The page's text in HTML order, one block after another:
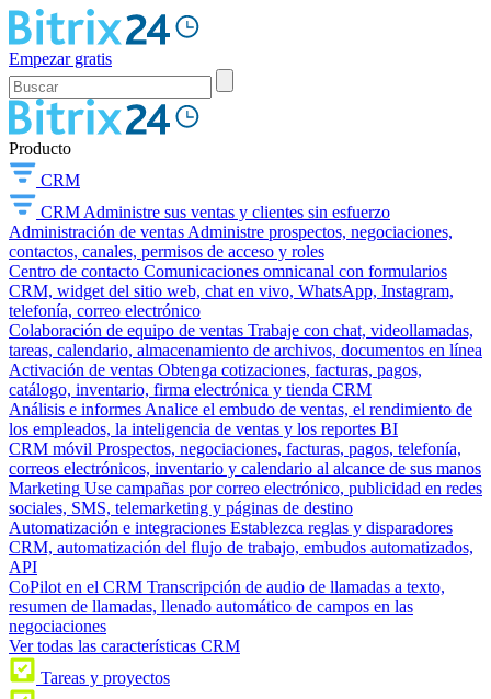
Empezar gratis
Producto
CRM
CRM Administre sus ventas y clientes sin esfuerzo
Administración de ventas Administre prospectos, negociaciones,
contactos, canales, permisos de acceso y roles
Centro de contacto Comunicaciones omnicanal con formularios
CRM, widget del sitio web, chat en vivo, WhatsApp, Instagram,
telefonía, correo electrónico
Colaboración de equipo de ventas Trabaje con chat, videollamadas,
tareas, calendario, almacenamiento de archivos, documentos en línea
Activación de ventas Obtenga cotizaciones, facturas, pagos,
catálogo, inventario, firma electrónica y tienda CRM
Análisis e informes Analice el embudo de ventas, el rendimiento de
los empleados, la inteligencia de ventas y los reportes BI
CRM móvil Prospectos, negociaciones, facturas, pagos, telefonía,
correos electrónicos, inventario y calendario al alcance de sus manos
Marketing Use campañas por correo electrónico, publicidad en redes
sociales, SMS, telemarketing y páginas de destino
Automatización e integraciones Establezca reglas y disparadores
CRM, automatización del flujo de trabajo, embudos automatizados,
API
CoPilot en el CRM Transcripción de audio de llamadas a texto,
resumen de llamadas, llenado automático de campos en las
negociaciones
Ver todas las características CRM
Tareas y proyectos